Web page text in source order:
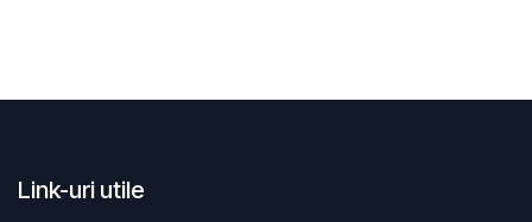
Link-uri utile